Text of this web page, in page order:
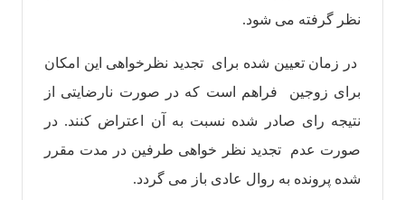
نظر گرفته می شود.‌
در زمان تعیین شده برای تجدید نظرخواهی این امکان
برای زوجین فراهم است که در صورت نارضایتی از
نتیجه رای صادر شده نسبت به آن اعتراض کنند. در
صورت عدم تجدید نظر خواهی طرفین در مدت مقرر
شده پرونده به روال عادی باز می گردد.